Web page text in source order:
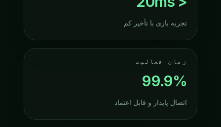
تجربه بازی با تأخیر کم
زمان فعالیت
99.9%
اتصال پایدار و قابل اعتماد